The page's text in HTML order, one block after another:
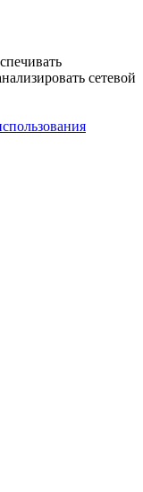
сетевой